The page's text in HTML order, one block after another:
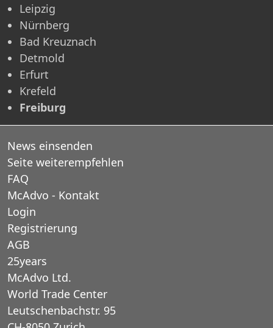
Leipzig
Nürnberg
Bad Kreuznach
Detmold
Erfurt
Krefeld
Freiburg
News einsenden
Seite weiterempfehlen
FAQ
McAdvo - Kontakt
Login
Registrierung
AGB
25years
McAdvo Ltd.
World Trade Center
Leutschenbachstr. 95